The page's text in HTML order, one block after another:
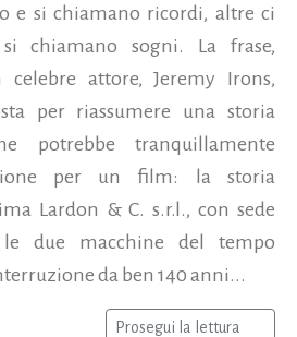
e si chiamano ricordi, altre ci
chiamano sogni. La frase,
attore, Jeremy Irons,
per riassumere una storia
potrebbe tranquillamente
per un film: la storia
Lardon & C. s.r.l., con sede
due macchine del tempo
da ben 140 anni...
Prosegui la lettura